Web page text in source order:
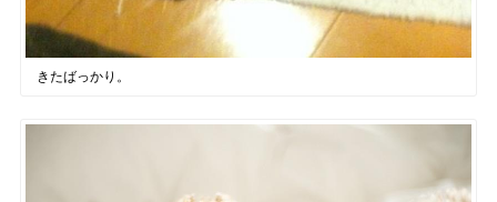
きたばっかり。